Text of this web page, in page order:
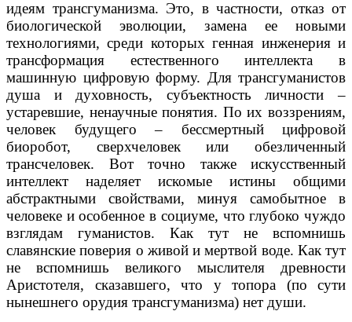
идеям трансгуманизма. Это, в частности, отказ от
биологической эволюции, замена ее новыми
технологиями, среди которых генная инженерия и
трансформация естественного интеллекта в
машинную цифровую форму. Для трансгуманистов
душа и духовность, субъектность личности –
устаревшие, ненаучные понятия. По их воззрениям,
человек будущего – бессмертный цифровой
биоробот, сверхчеловек или обезличенный
трансчеловек. Вот точно также искусственный
интеллект наделяет искомые истины общими
абстрактными свойствами, минуя самобытное в
человеке и особенное в социуме, что глубоко чуждо
взглядам гуманистов. Как тут не вспомнишь
славянские поверия о живой и мертвой воде. Как тут
не вспомнишь великого мыслителя древности
Аристотеля, сказавшего, что у топора (по сути
нынешнего орудия трансгуманизма) нет души.